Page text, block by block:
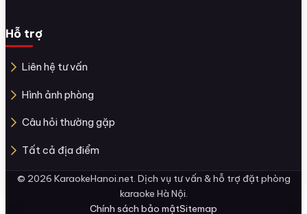
Hỗ trợ
Liên hệ tư vấn
Hình ảnh phòng
Câu hỏi thường gặp
Tất cả địa điểm
© 2026 KaraokeHanoi.net. Dịch vụ tư vấn & hỗ trợ đặt phòng
karaoke Hà Nội.
Chính sách bảo mậtSitemap